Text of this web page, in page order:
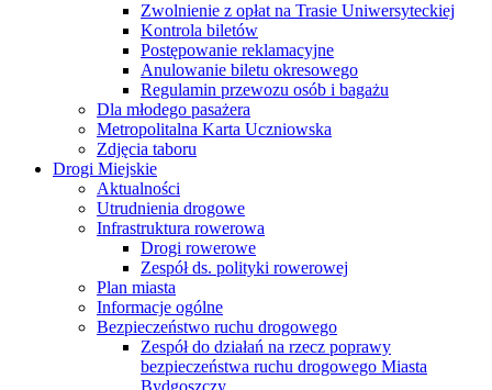
Zwolnienie z opłat na Trasie Uniwersyteckiej
Kontrola biletów
Postępowanie reklamacyjne
Anulowanie biletu okresowego
Regulamin przewozu osób i bagażu
Dla młodego pasażera
Metropolitalna Karta Uczniowska
Zdjęcia taboru
Drogi Miejskie
Aktualności
Utrudnienia drogowe
Infrastruktura rowerowa
Drogi rowerowe
Zespół ds. polityki rowerowej
Plan miasta
Informacje ogólne
Bezpieczeństwo ruchu drogowego
Zespół do działań na rzecz poprawy
bezpieczeństwa ruchu drogowego Miasta
Bydgoszczy